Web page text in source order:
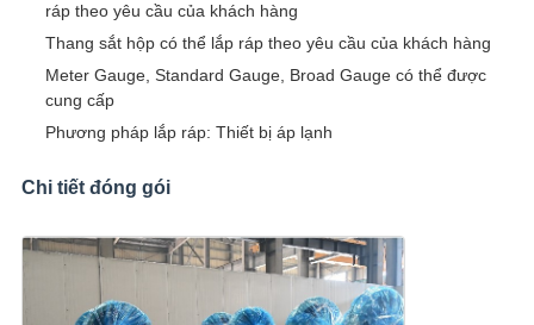
ráp theo yêu cầu của khách hàng
Thang sắt hộp có thể lắp ráp theo yêu cầu của khách hàng
Meter Gauge, Standard Gauge, Broad Gauge có thể được
cung cấp
Phương pháp lắp ráp: Thiết bị áp lạnh
Chi tiết đóng gói